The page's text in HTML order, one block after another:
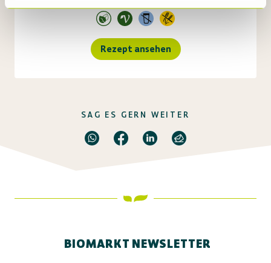
Rezept ansehen
SAG ES GERN WEITER
BIOMARKT NEWSLETTER